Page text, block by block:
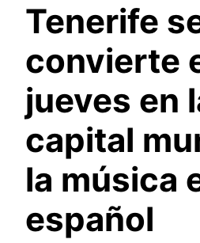
Tenerife
convierte
jueves en
capital
la música
español